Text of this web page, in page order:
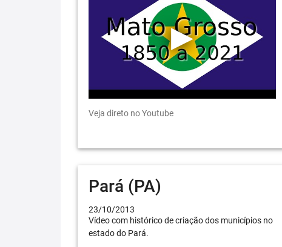
Veja direto no Youtube
Pará (PA)
23/10/2013
Vídeo com histórico de criação dos municípios no
estado do Pará.